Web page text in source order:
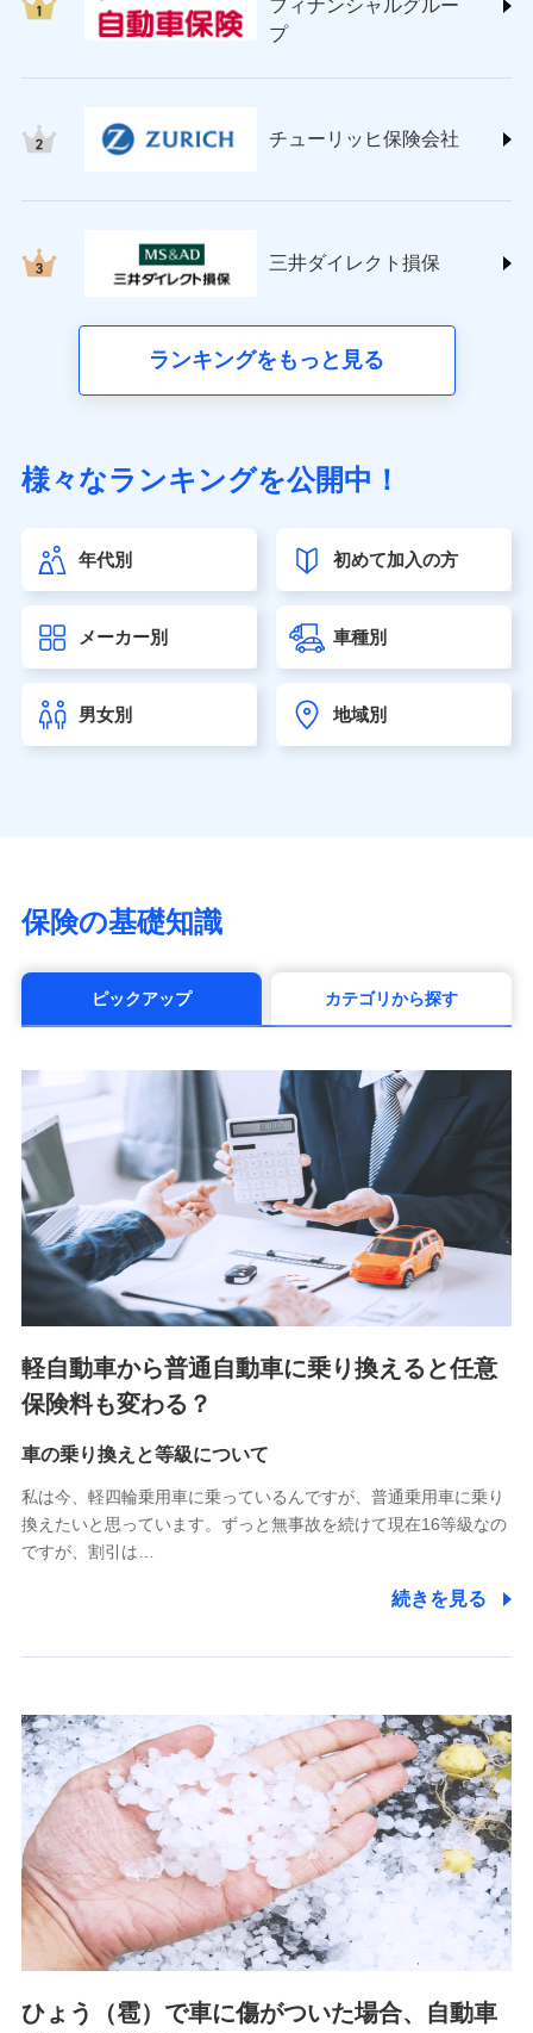
(https://www.sompo-direct.co.jp/)
チューリッヒ保険会社 (https://www.zurich.co.jp/)
(https://www.nisshinfire.co.jp/)
(https://www.petfamilyins.co.jp/)
ins.com/)
三井ダイレクト損害保険株式会社
（https://www.sonylife.co.jp）
第一ネオ生命保険株式会社（https://neofirst.co.jp/）
大樹生命保険株式会社（https://www.taiju-life.co.jp）
seimei.co.jp）
チューリッヒ生命保険株式会社
東京海上日動あんしん生命保険株式会社
（https://www.tmn-anshin.co.jp/）
マニュライフ生命保険株式会社
（https://www.manulife.co.jp/）
（https://www.msa-life.co.jp/）
メットライフ生命株式会社(https://www.metlife.co.jp/)
■少額短期保険
株式会社アシロ少額短期保険 (https://kailash.co.jp/)
SBIいきいき少額短期保険会社 (https://www.i-
sedai.com/)
SBIペット少額短期保険株式会社 (https://www.sbipet-
ssi.co.jp/)
SBIリスタ少額短期保険会社
(https://www.jishin.co.jp/)
スマートプラス少額短期保険株式会社
チューリッヒ少額短期保険株式会社
(https://www.zurichssi.co.jp/)
(https://www.tokiomarine-x.co.jp/)
(https://pshoken.co.jp/)
リトルファミリー少額短期保険株式会社
(https://www.littlefamily-ssi.com/)
郵便、電話、およびＥメール等により、当社と取引のあるも
た維持管理等の委託業務遂行のため、またそれらに付帯、関
連する当社および提携会社のサービスを案内、提供するため
（なお、当社は複数の保険会社と取引があり、取得した個人
情報を取引のある他の保険会社の商品・サービスをご提案す
るために利用させていただくことがあります。）
上記に係る連絡・手続き・管理等付帯業務を行うため
3.セミナー募集サイトから取得した個人情報
各種セミナーの案内、開催のため
上記に係る連絡・手続き・管理等付帯業務を行うため
4.家族・友達紹介にて取得した個人情報
フィナンシャルグルー
プ
チューリッヒ保険会社
三井ダイレクト損保
ランキングをもっと見る
様々なランキングを公開中！
年代別 初めて加入の方
メーカー別 車種別
男女別 地域別
保険の基礎知識
ピックアップ カテゴリから探す
軽自動車から普通自動車に乗り換えると任意
保険料も変わる？
車の乗り換えと等級について
私は今、軽四輪乗用車に乗っているんですが、普通乗用車に乗り
換えたいと思っています。ずっと無事故を続けて現在16等級なの
ですが、割引は…
続きを見る
ひょう（雹）で車に傷がついた場合、自動車